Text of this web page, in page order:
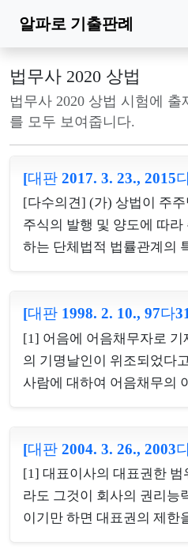
알파로 기출판례
법무사 2020 상법
법무사 2020 상법 시험에
를 모두 보여줍니다.
[대판 2017. 3. 23., 2015
[다수의견] (가) 상법이 주
주식의 발행 및 양도에 따
하는 단체법적 법률관계의
리할 수 있도록 하여 이와
과 법적 안정성을 도모하기
주에 대한 실질적인 권리관
주주명부의 기재에 따라 주
법률관계에 중대한 영향을
며, 단지 해당 주주의 회사
처리에 관한 회사의 편의만
다. (나) 회...
[대판 1998. 2. 10., 97다
[1] 어음에 어음채무자로 기
의 기명날인이 위조되었다
사람에 대하여 어음채무의
리행위로 인한 효과를 자기
표시이니만큼 무권대리행
하려면 그러한 의사가 표시
있어야 하고, 무권대리행위
[대판 2004. 3. 26., 2003
[1] 대표이사의 대표권한 범
라도 그것이 회사의 권리능
이기만 하면 대표권의 제한